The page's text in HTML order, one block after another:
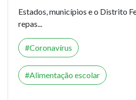
Estados, municípios e o Distrito
repas...
Coronavírus
Alimentação escolar